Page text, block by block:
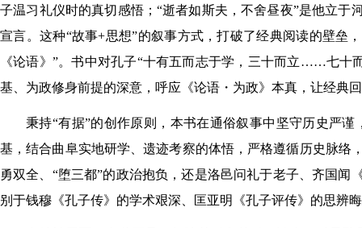
子温习礼仪时的真切感悟；“逝者如斯夫，不舍昼夜”是他立
宣言。这种“故事+思想”的叙事方式，打破了经典阅读的壁垒
《论语》”。书中对孔子“十有五而志于学，三十而立……七十
基、为政修身前提的深意，呼应《论语・为政》本真，让经典
秉持“有据”的创作原则，本书在通俗叙事中坚守历史严
基，结合曲阜实地研学、遗迹考察的体悟，严格遵循历史脉
勇双全、“堕三都”的政治抱负，还是洛邑问礼于老子、齐国
别于钱穆《孔子传》的学术艰深、匡亚明《孔子评传》的思辨